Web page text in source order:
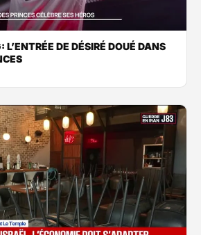
L’ENTRÉE DE DÉSIRÉ DOUÉ DANS